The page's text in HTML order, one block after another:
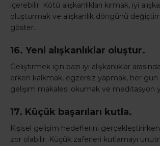
içerebilir. Kötü alışkanlıkları kırmak, iyi
oluşturmak ve alışkanlık döngünü
göster.
16. Yeni alışkanlıklar oluştur.
Geliştirmek için bazı iyi alışkanlıklar
erken kalkmak, egzersiz yapmak, her gün
gelişim makalesi okumak ve meditasyon
17. Küçük başarıları kutla.
Kişisel gelişim hedeflerini
zor olabilir. Küçük zaferleri kutlamayı